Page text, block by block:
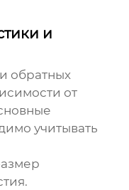
и
обратных
от
учитывать